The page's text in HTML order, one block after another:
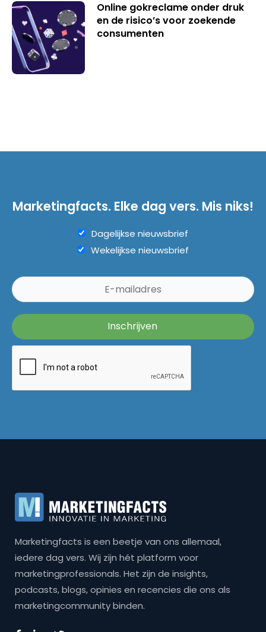
Online gokreclame onder druk
en de risico’s voor zoekende
consumenten
Marketingfacts. Elke dag vers. Mis niks!
Dagelijkse nieuwsbrief
Wekelijkse nieuwsbrief
Marketingfacts is een beetje van ons allemaal,
iedere dag vers. Wij zijn hét platform voor
marketingprofessionals. Het zijn de insights,
podcasts, blogs, opinies en recencies die ons als
marketingcommunity binden.